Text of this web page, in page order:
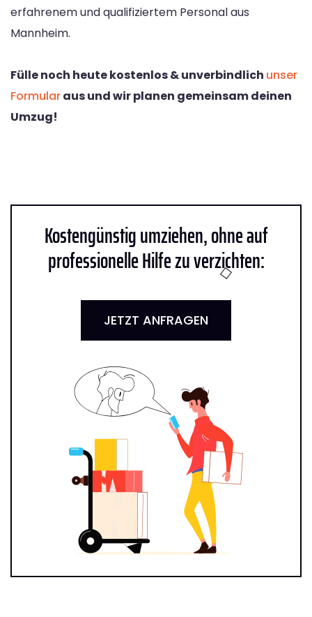
erfahrenem und qualifiziertem Personal aus
Mannheim.
Fülle noch heute kostenlos & unverbindlich unser
Formularaus und wir planen gemeinsam deinen
Umzug!
Kostengünstig umziehen, ohne auf
professionelle Hilfe zu verzichten:
JETZT ANFRAGEN